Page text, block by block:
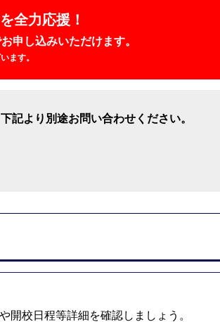
全力応援！
申し込みいただけます。
ます。
記より別途お問い合わせください。
開校日程等詳細を確認しましょう。